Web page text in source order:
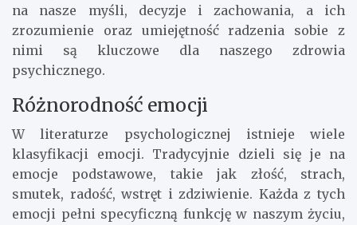
na nasze myśli, decyzje i zachowania, a ich
zrozumienie oraz umiejętność radzenia sobie z
nimi są kluczowe dla naszego zdrowia
psychicznego.
Różnorodność emocji
W literaturze psychologicznej istnieje wiele
klasyfikacji emocji. Tradycyjnie dzieli się je na
emocje podstawowe, takie jak złość, strach,
smutek, radość, wstręt i zdziwienie. Każda z tych
emocji pełni specyficzną funkcję w naszym życiu,